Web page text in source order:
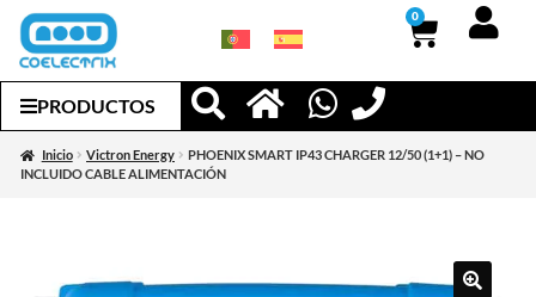
0
PRODUCTOS
Inicio Victron Energy
PHOENIX SMART IP43 CHARGER 12/50 (1+1) – NO
INCLUIDO CABLE ALIMENTACIÓN